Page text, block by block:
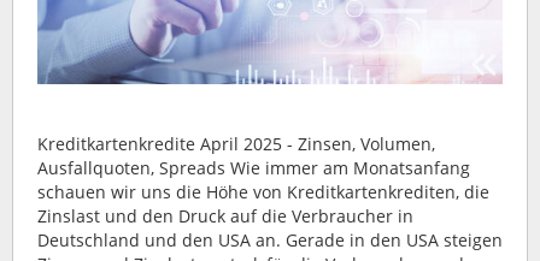
Kreditkartenkredite April 2025 - Zinsen, Volumen,
Ausfallquoten, Spreads Wie immer am Monatsanfang
schauen wir uns die Höhe von Kreditkartenkrediten, die
Zinslast und den Druck auf die Verbraucher in
Deutschland und den USA an. Gerade in den USA steigen